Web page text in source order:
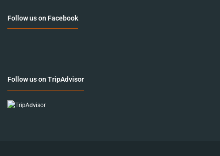
Follow us on Facebook
Follow us on TripAdvisor